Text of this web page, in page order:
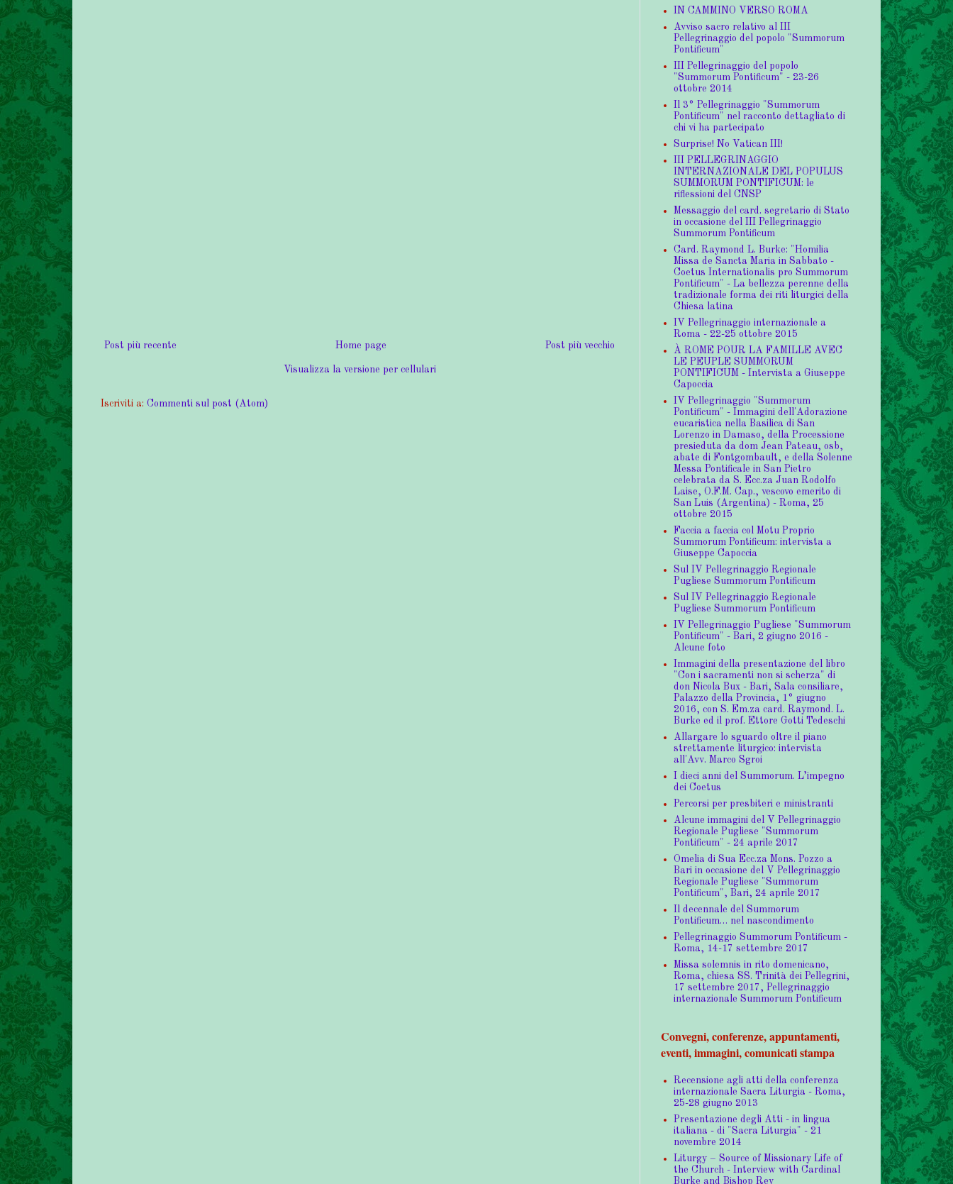
Post più recente Post più vecchio
Home page
Visualizza la versione per cellulari
Iscriviti a: Commenti sul post (Atom)
IN CAMMINO VERSO ROMA
Avviso sacro relativo al III
Pellegrinaggio del popolo "Summorum
Pontificum"
III Pellegrinaggio del popolo
"Summorum Pontificum" - 23-26
ottobre 2014
Il 3° Pellegrinaggio "Summorum
Pontificum" nel racconto dettagliato di
chi vi ha partecipato
Surprise! No Vatican III!
III PELLEGRINAGGIO
INTERNAZIONALE DEL POPULUS
SUMMORUM PONTIFICUM: le
riflessioni del CNSP
Messaggio del card. segretario di Stato
in occasione del III Pellegrinaggio
Summorum Pontificum
Card. Raymond L. Burke: "Homilia
Missa de Sancta Maria in Sabbato -
Coetus Internationalis pro Summorum
Pontificum" - La bellezza perenne della
tradizionale forma dei riti liturgici della
Chiesa latina
IV Pellegrinaggio internazionale a
Roma - 22-25 ottobre 2015
À ROME POUR LA FAMILLE AVEC
LE PEUPLE SUMMORUM
PONTIFICUM - Intervista a Giuseppe
Capoccia
IV Pellegrinaggio "Summorum
Pontificum" - Immagini dell'Adorazione
eucaristica nella Basilica di San
Lorenzo in Damaso, della Processione
presieduta da dom Jean Pateau, osb,
abate di Fontgombault, e della Solenne
Messa Pontificale in San Pietro
celebrata da S. Ecc.za Juan Rodolfo
Laise, O.F.M. Cap., vescovo emerito di
San Luis (Argentina) - Roma, 25
ottobre 2015
Faccia a faccia col Motu Proprio
Summorum Pontificum: intervista a
Giuseppe Capoccia
Sul IV Pellegrinaggio Regionale
Pugliese Summorum Pontificum
Sul IV Pellegrinaggio Regionale
Pugliese Summorum Pontificum
IV Pellegrinaggio Pugliese "Summorum
Pontificum" - Bari, 2 giugno 2016 -
Alcune foto
Immagini della presentazione del libro
"Con i sacramenti non si scherza" di
don Nicola Bux - Bari, Sala consiliare,
Palazzo della Provincia, 1° giugno
2016, con S. Em.za card. Raymond. L.
Burke ed il prof. Ettore Gotti Tedeschi
Allargare lo sguardo oltre il piano
strettamente liturgico: intervista
all'Avv. Marco Sgroi
I dieci anni del Summorum. L’impegno
dei Coetus
Percorsi per presbiteri e ministranti
Alcune immagini del V Pellegrinaggio
Regionale Pugliese "Summorum
Pontificum" - 24 aprile 2017
Omelia di Sua Ecc.za Mons. Pozzo a
Bari in occasione del V Pellegrinaggio
Regionale Pugliese "Summorum
Pontificum", Bari, 24 aprile 2017
Il decennale del Summorum
Pontificum… nel nascondimento
Pellegrinaggio Summorum Pontificum -
Roma, 14-17 settembre 2017
Missa solemnis in rito domenicano,
Roma, chiesa SS. Trinità dei Pellegrini,
17 settembre 2017, Pellegrinaggio
internazionale Summorum Pontificum
Convegni, conferenze, appuntamenti,
eventi, immagini, comunicati stampa
Recensione agli atti della conferenza
internazionale Sacra Liturgia - Roma,
25-28 giugno 2013
Presentazione degli Atti - in lingua
italiana - di "Sacra Liturgia" - 21
novembre 2014
Liturgy – Source of Missionary Life of
the Church - Interview with Cardinal
Burke and Bishop Rey